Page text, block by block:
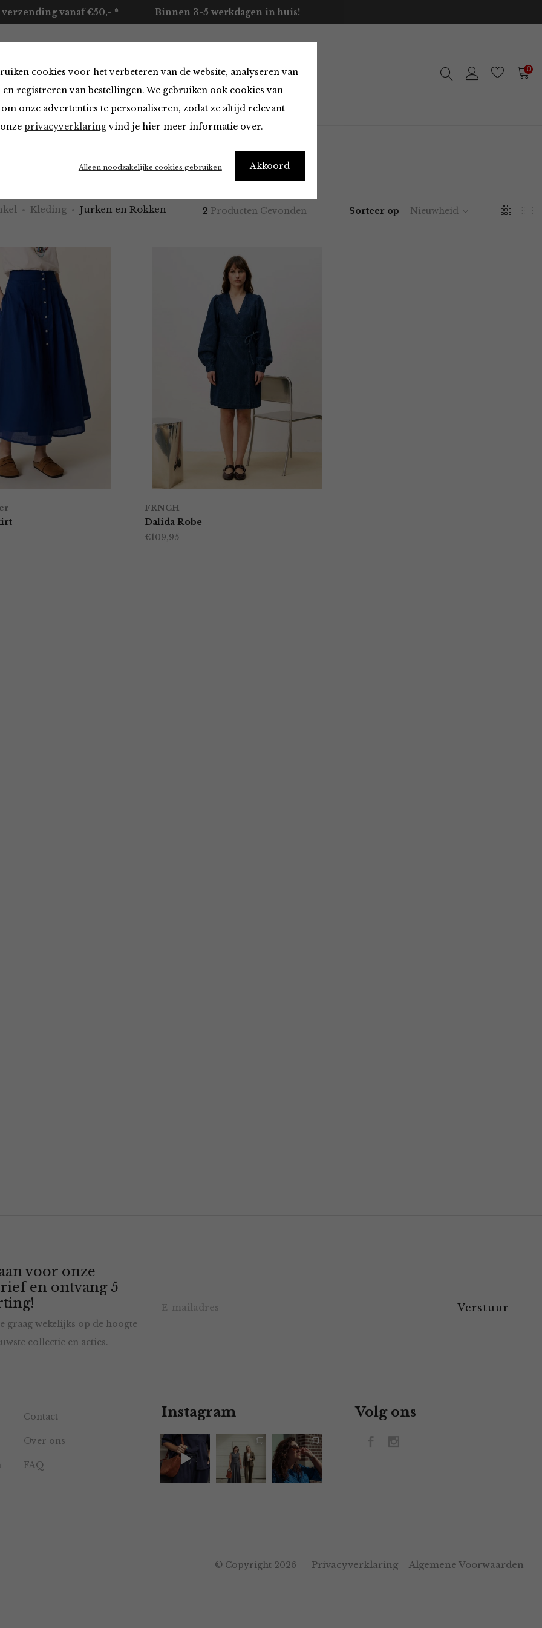
cookies voor het verbeteren van de website, analyseren van
en registreren van bestellingen. We gebruiken ook cookies van
onze advertenties te personaliseren, zodat ze altijd relevant
privacyverklaringvind je hier meer informatie over.
Akkoord
Alleen noodzakelijke cookies gebruiken
verzending vanaf €50,- * Binnen 3-5 werkdagen in huis!
Merken Over ons Contact 0
Rokken
Kleding Jurken en Rokken 2 Producten Gevonden Sorteer op Nieuwheid
FRNCH
Dalida Robe
€109,95
voor onze
en ontvang 5
graag wekelijks op de hoogte
collectie en acties.
Contact
Over ons
FAQ
Instagram Volg ons
© Copyright 2026 Privacyverklaring Algemene Voorwaarden